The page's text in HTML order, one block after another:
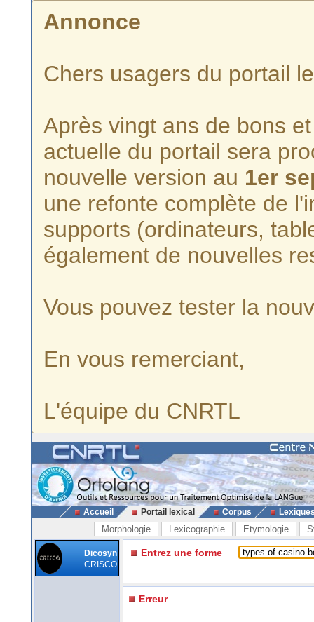
Annonce
Chers usagers du portail
Après vingt ans de bons
actuelle du portail sera
nouvelle version au 1er
une refonte complète de
supports (ordinateurs,
également de nouvelles
Vous pouvez tester la
En vous remerciant,
L'équipe du CNRTL
Accueil Portail lexical Corpus
Morphologie Lexicographie Etymologie
Dicosyn
CRISCO
Entrez une forme
Erreur